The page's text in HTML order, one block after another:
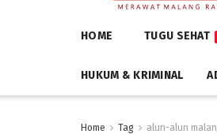
HOME TUGU SEHAT
HUKUM & KRIMINAL
Home Tag alun-alun